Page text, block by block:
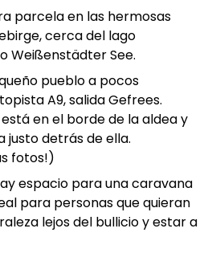
parcela en las hermosas
cerca del lago
Weißenstädter See.
pueblo a pocos
A9, salida Gefrees.
en el borde de la aldea y
justo detrás de ella.
fotos!)
espacio para una caravana
para personas que quieran
lejos del bullicio y estar a